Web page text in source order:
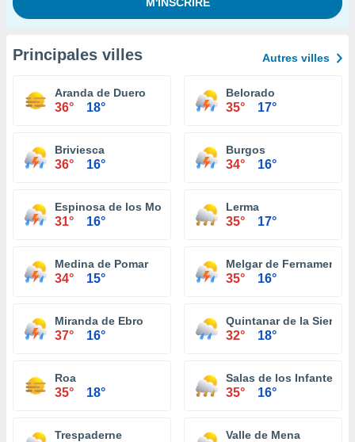
Principales villes Autres villes
Aranda de Duero
36° 18°
Belorado
35° 17°
Briviesca
36° 16°
Burgos
34° 16°
Espinosa de los Monteros
31° 16°
Lerma
35° 17°
Medina de Pomar
34° 15°
Melgar de Fernamental
35° 16°
Miranda de Ebro
37° 16°
Quintanar de la Sierra
32° 18°
Roa
35° 18°
Salas de los Infantes
35° 16°
Trespaderne Valle de Mena